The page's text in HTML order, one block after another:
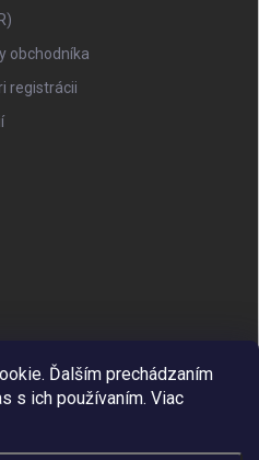
Ďalším prechádzaním
s ich používaním. Viac
obchodníka
registrácii